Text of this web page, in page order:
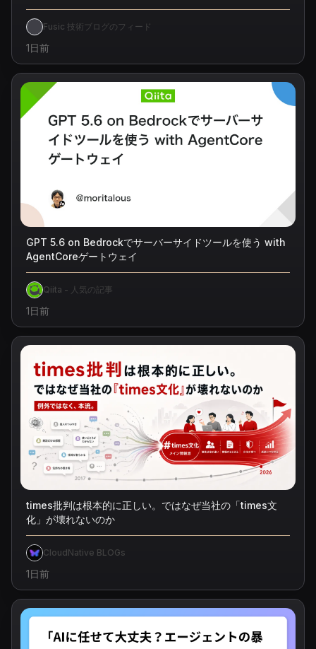
Fusic 技術ブログのフィード
1日前
GPT 5.6 on Bedrockでサーバーサイドツールを使う with
AgentCoreゲートウェイ
Qiita - 人気の記事
1日前
times批判は根本的に正しい。ではなぜ当社の「times文
化」が壊れないのか
CloudNative BLOGs
1日前